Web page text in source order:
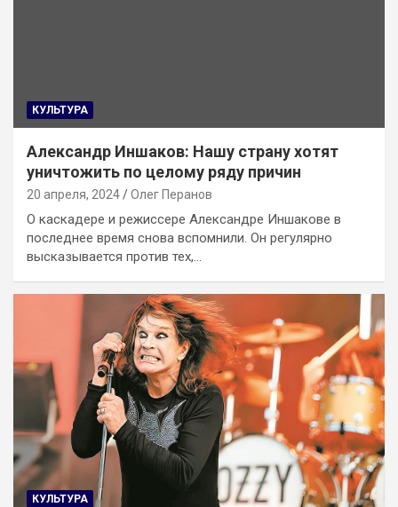
КУЛЬТУРА
Александр Иншаков: Нашу страну хотят
уничтожить по целому ряду причин
20 апреля, 2024 Олег Перанов
О каскадере и режиссере Александре Иншакове в
последнее время снова вспомнили. Он регулярно
высказывается против тех,…
КУЛЬТУРА